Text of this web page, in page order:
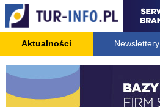
Aktualności Newslettery